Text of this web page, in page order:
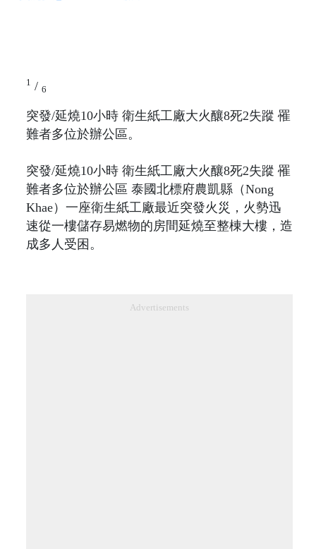
1 / 6
突發/延燒10小時 衛生紙工廠大火釀8死2失蹤 罹
難者多位於辦公區。
突發/延燒10小時 衛生紙工廠大火釀8死2失蹤 罹
難者多位於辦公區 泰國北標府農凱縣（Nong
Khae）一座衛生紙工廠最近突發火災，火勢迅
速從一樓儲存易燃物的房間延燒至整棟大樓，造
成多人受困。
Advertisements